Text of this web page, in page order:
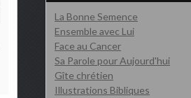
La Bonne Semence
Ensemble avec Lui
Face au Cancer
Sa Parole pour Aujourd'hui
Gîte chrétien
Illustrations Bibliques